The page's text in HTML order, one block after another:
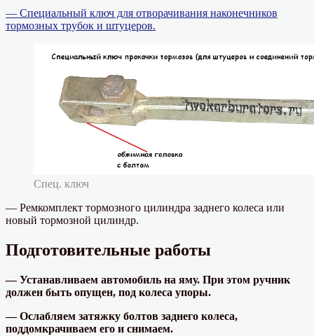
— Специальный ключ для отворачивания наконечников
тормозных трубок и штуцеров.
Спец. ключ
— Ремкомплект тормозного цилиндра заднего колеса или
новый тормозной цилиндр.
Подготовительные работы
— Устанавливаем автомобиль на яму. При этом ручник
должен быть опущен, под колеса упоры.
— Ослабляем затяжку болтов заднего колеса,
поддомкрачиваем его и снимаем.